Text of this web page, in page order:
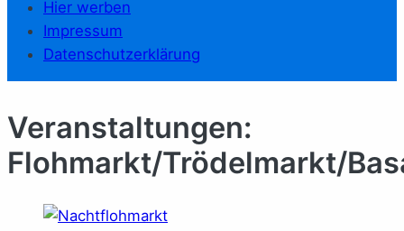
Hier werben
Impressum
Datenschutzerklärung
Veranstaltungen:
Flohmarkt/Trödelmarkt/